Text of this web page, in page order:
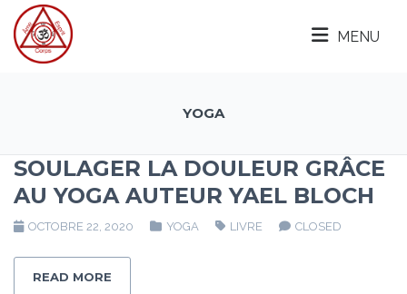
MENU
YOGA
SOULAGER LA DOULEUR GRÂCE
AU YOGA AUTEUR YAEL BLOCH
OCTOBRE 22, 2020 YOGA LIVRE CLOSED
READ MORE